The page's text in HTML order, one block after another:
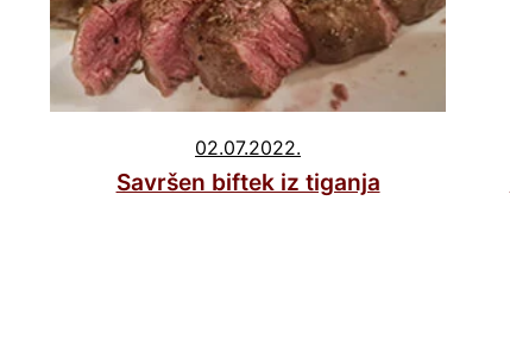
02.07.2022.
Savršen biftek iz tiganja